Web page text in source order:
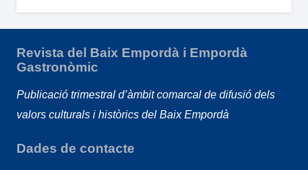
Revista del Baix Empordà i Empordà
Gastronòmic
Publicació trimestral d’àmbit comarcal de difusió dels
valors culturals i històrics del Baix Empordà
Dades de contacte